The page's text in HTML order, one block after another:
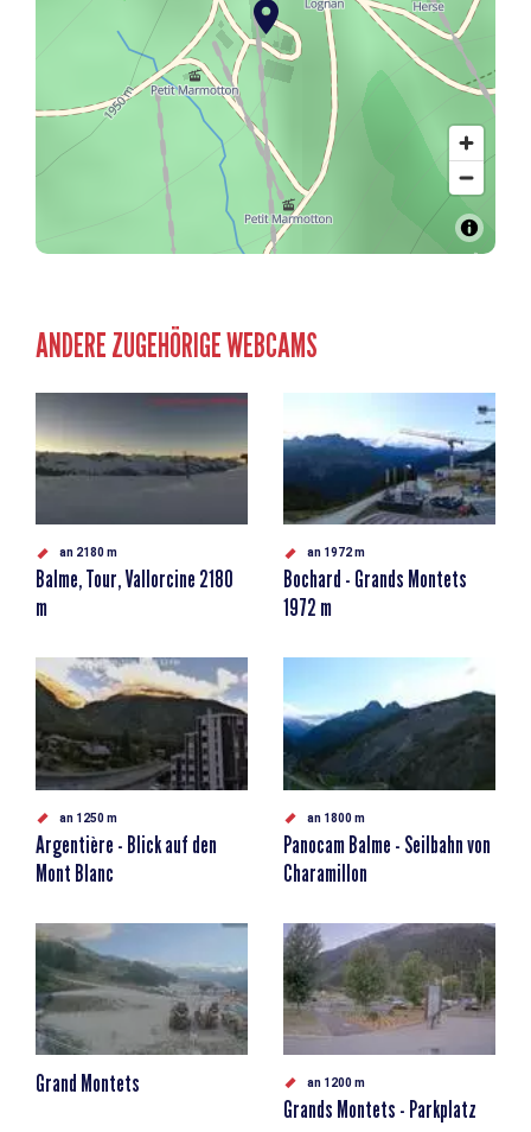
ANDERE ZUGEHÖRIGE WEBCAMS
an 2180 m
Balme, Tour, Vallorcine 2180
m
an 1972 m
Bochard - Grands Montets
1972 m
an 1250 m
Argentière - Blick auf den
Mont Blanc
an 1800 m
Panocam Balme - Seilbahn von
Charamillon
Grand Montets an 1200 m
Grands Montets - Parkplatz